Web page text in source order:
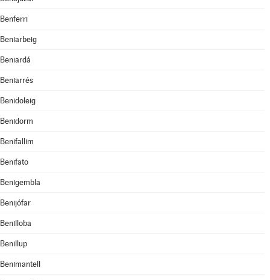
Benferri
Beniarbeig
Beniardá
Beniarrés
Benidoleig
Benidorm
Benifallim
Benifato
Benigembla
Benijófar
Benilloba
Benillup
Benimantell